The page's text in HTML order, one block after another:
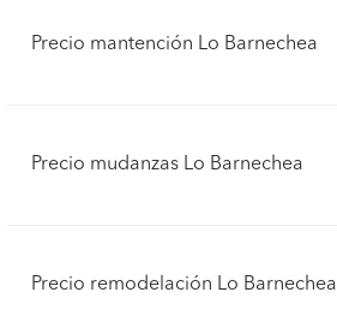
Precio mantención Lo Barnechea
Precio mudanzas Lo Barnechea
Precio remodelación Lo Barnechea